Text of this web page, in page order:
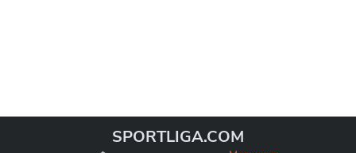
SPORTLIGA.COM